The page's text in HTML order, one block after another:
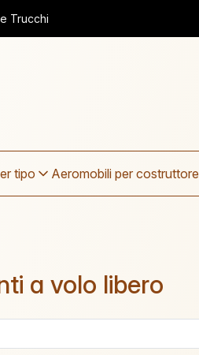
Trucchi
tipo Aeromobili per costruttore
a volo libero